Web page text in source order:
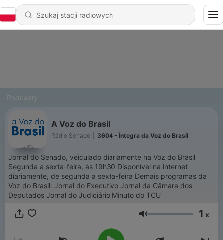
Podcasty
A Voz do Brasil
Rádio Senado 3604 - Íntegra da Voz do Brasil
Jornal do Senado, veiculado diariamente na Voz do Brasil
Segunda a sexta-feira, às 19h30 Disponível na internet
diariamente, de segunda a sexta-feira Demais programas da
Voz do Brasil: Jornal do Executivo Jornal da Câmara dos
Deputados Jornal do Judiciário Minuto do TCU
Głośność 1 x